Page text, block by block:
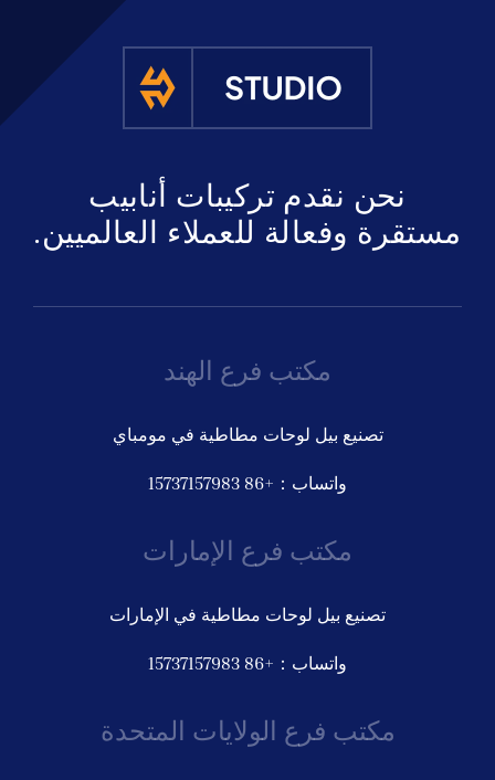
نحن نقدم تركيبات أنابيب
مستقرة وفعالة للعملاء العالميين.
مكتب فرع الهند
تصنيع بيل لوحات مطاطية في مومباي
واتساب：+86 15737157983
مكتب فرع الإمارات
تصنيع بيل لوحات مطاطية في الإمارات
واتساب：+86 15737157983
مكتب فرع الولايات المتحدة